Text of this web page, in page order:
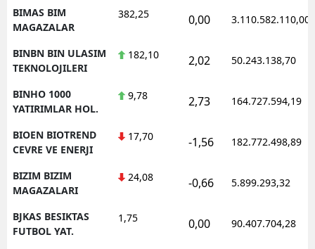
BIMAS BIM
MAGAZALAR
382,25 0,00 3.110.582.110,00
BINBN BIN ULASIM
TEKNOLOJILERI
182,10 2,02 50.243.138,70
BINHO 1000
YATIRIMLAR HOL.
9,78 2,73 164.727.594,19
BIOEN BIOTREND
CEVRE VE ENERJI
17,70 -1,56 182.772.498,89
BIZIM BIZIM
MAGAZALARI
24,08 -0,66 5.899.293,32
BJKAS BESIKTAS
FUTBOL YAT.
1,75 0,00 90.407.704,28